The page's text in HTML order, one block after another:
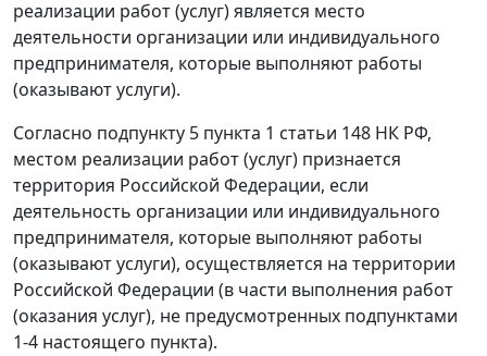
реализации работ (услуг) является место
деятельности организации или индивидуального
предпринимателя, которые выполняют работы
(оказывают услуги).
Согласно подпункту 5 пункта 1 статьи 148 НК РФ,
местом реализации работ (услуг) признается
территория Российской Федерации, если
деятельность организации или индивидуального
предпринимателя, которые выполняют работы
(оказывают услуги), осуществляется на территории
Российской Федерации (в части выполнения работ
(оказания услуг), не предусмотренных подпунктами
1-4 настоящего пункта).